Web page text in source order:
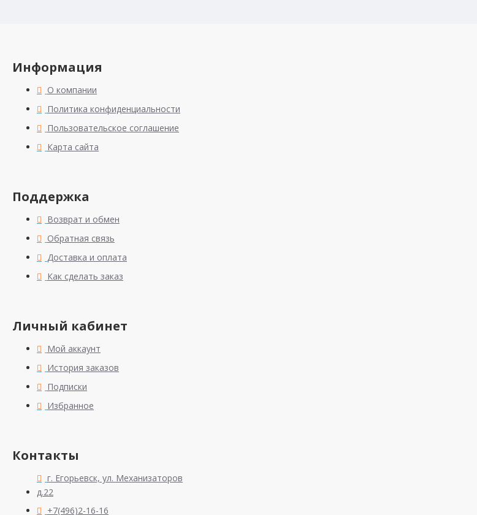
Информация
О компании
Политика конфиденциальности
Пользовательское соглашение
Карта сайта
Поддержка
Возврат и обмен
Обратная связь
Доставка и оплата
Как сделать заказ
Личный кабинет
Мой аккаунт
История заказов
Подписки
Избранное
Контакты
г. Егорьевск, ул. Механизаторов
д.22
+7(496)2-16-16